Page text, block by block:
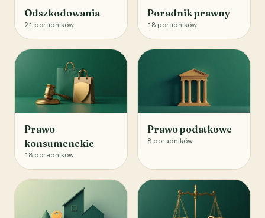
Odszkodowania
21 poradników
Poradnik prawny
18 poradników
Prawo
konsumenckie
18 poradników
Prawo podatkowe
8 poradników